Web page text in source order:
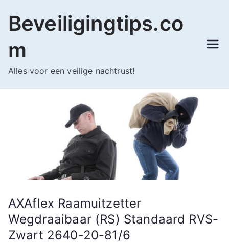
naar
inhoud
Beveiligingtips.co
m
Alles voor een veilige nachtrust!
AXAflex Raamuitzetter
Wegdraaibaar (RS) Standaard RVS-
Zwart 2640-20-81/6